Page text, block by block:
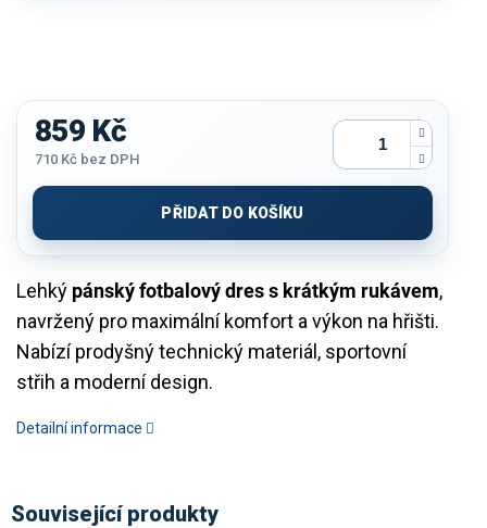
Lehký pánský fotbalový dres s krátkým rukávem,
navržený pro maximální komfort a výkon na hřišti.
Nabízí prodyšný technický materiál, sportovní
střih a moderní design.
Detailní informace
859 Kč
710 Kč bez DPH
cena:
PŘIDAT DO KOŠÍKU
Související produkty